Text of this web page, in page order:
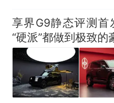
享界G9静态评测首
“硬派”都做到极致的